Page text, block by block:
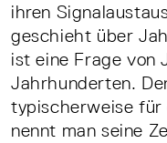
ihren
geschieht über
ist eine Frage von
Jahrhunderten.
typischerweise für
nennt man seine